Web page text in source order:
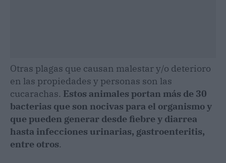
Otras plagas que causan malestar y/o deterioro
en las propiedades y personas son las
cucarachas. Estos animales portan más de 30
bacterias que son nocivas para el organismo y
que pueden generar desde fiebre y diarrea
hasta infecciones urinarias, gastroenteritis,
entre otros.